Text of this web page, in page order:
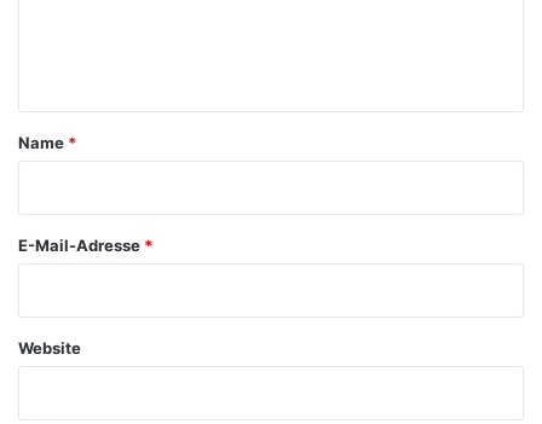
a
Name *
E-Mail-Adresse *
Website